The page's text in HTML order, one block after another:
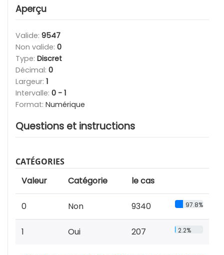
Aperçu
Valide: 9547
Non valide: 0
Type: Discret
Décimal: 0
Largeur: 1
Intervalle: 0 - 1
Format: Numérique
Questions et instructions
CATÉGORIES
Valeur Catégorie le cas
0 Non 9340 97.8%
1 Oui 207 2.2%